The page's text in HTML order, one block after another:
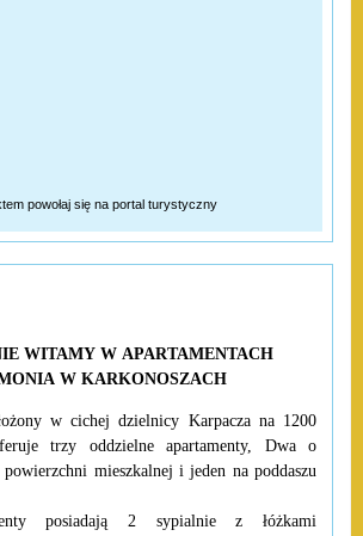
powołaj się na portal turystyczny
WITAMY W APARTAMENTACH
W KARKONOSZACH
w cichej dzielnicy Karpacza na 1200
trzy oddzielne apartamenty, Dwa o
mieszkalnej i jeden na poddaszu
posiadają 2 sypialnie z łóżkami